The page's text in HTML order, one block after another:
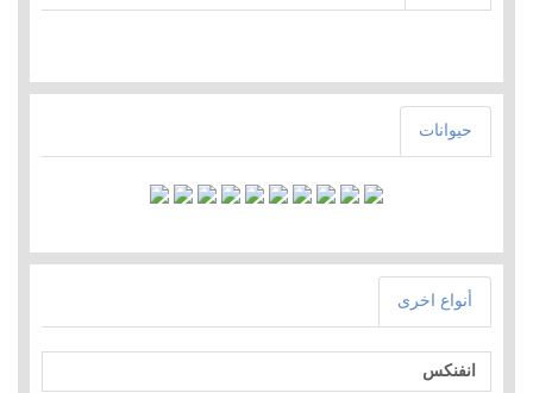
حيوانات
أنواع اخرى
انفنكس